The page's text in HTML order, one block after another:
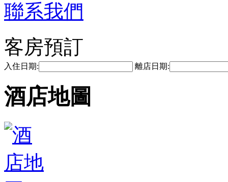
聯系我們
客房預訂
入住日期: 離店日期:
酒店地圖